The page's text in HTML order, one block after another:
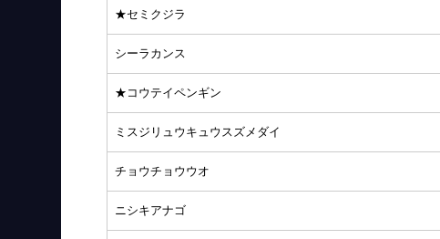
★セミクジラ
シーラカンス
★コウテイペンギン
ミスジリュウキュウスズメダイ
チョウチョウウオ
ニシキアナゴ